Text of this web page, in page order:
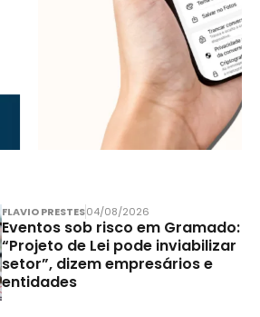
FLAVIO PRESTES04/08/2026
Eventos sob risco em Gramado:
“Projeto de Lei pode inviabilizar
setor”, dizem empresários e
entidades